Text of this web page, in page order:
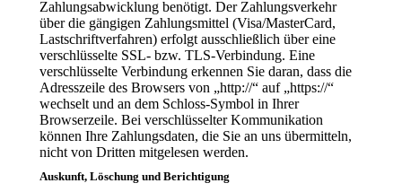
Zahlungsabwicklung benötigt. Der Zahlungsverkehr
über die gängigen Zahlungsmittel (Visa/MasterCard,
Lastschriftverfahren) erfolgt ausschließlich über eine
verschlüsselte SSL- bzw. TLS-Verbindung. Eine
verschlüsselte Verbindung erkennen Sie daran, dass die
Adresszeile des Browsers von „http://“ auf „https://“
wechselt und an dem Schloss-Symbol in Ihrer
Browserzeile. Bei verschlüsselter Kommunikation
können Ihre Zahlungsdaten, die Sie an uns übermitteln,
nicht von Dritten mitgelesen werden.
Auskunft, Löschung und Berichtigung